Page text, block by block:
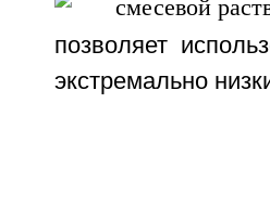
позволяет
экстремально